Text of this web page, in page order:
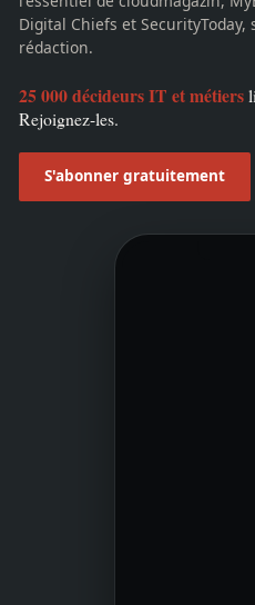
Digital Chiefs et SecurityToday,
rédaction.
25 000 décideurs IT et métiers
Rejoignez-les.
S'abonner gratuitement